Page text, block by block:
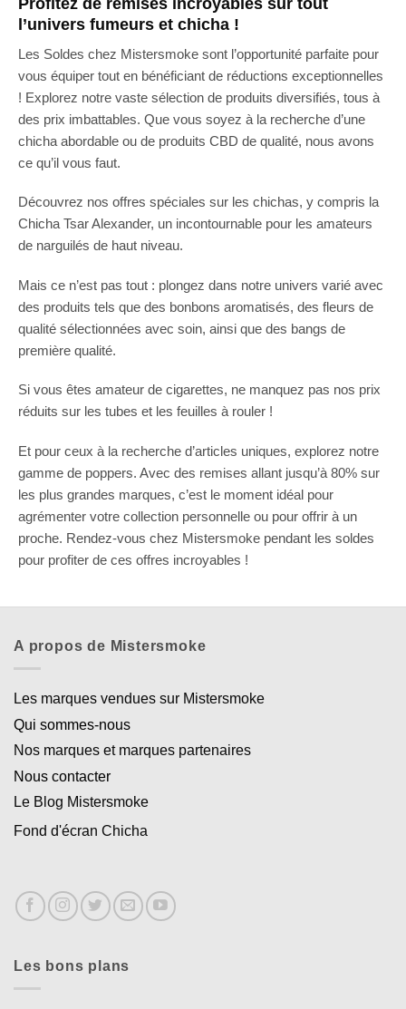
l’univers fumeurs et chicha !
Les Soldes chez Mistersmoke sont l’opportunité parfaite pour
vous équiper tout en bénéficiant de réductions exceptionnelles
! Explorez notre vaste sélection de produits diversifiés, tous à
des prix imbattables. Que vous soyez à la recherche d’une
chicha abordable ou de produits CBD de qualité, nous avons
ce qu’il vous faut.
Découvrez nos offres spéciales sur les chichas, y compris la
Chicha Tsar Alexander, un incontournable pour les amateurs
de narguilés de haut niveau.
Mais ce n’est pas tout : plongez dans notre univers varié avec
des produits tels que des bonbons aromatisés, des fleurs de
qualité sélectionnées avec soin, ainsi que des bangs de
première qualité.
Si vous êtes amateur de cigarettes, ne manquez pas nos prix
réduits sur les tubes et les feuilles à rouler !
Et pour ceux à la recherche d’articles uniques, explorez notre
gamme de poppers. Avec des remises allant jusqu’à 80% sur
les plus grandes marques, c’est le moment idéal pour
agrémenter votre collection personnelle ou pour offrir à un
proche. Rendez-vous chez Mistersmoke pendant les soldes
pour profiter de ces offres incroyables !
A propos de Mistersmoke
Les marques vendues sur Mistersmoke
Qui sommes-nous
Nos marques et marques partenaires
Nous contacter
Le Blog Mistersmoke
Fond d'écran Chicha
Les bons plans